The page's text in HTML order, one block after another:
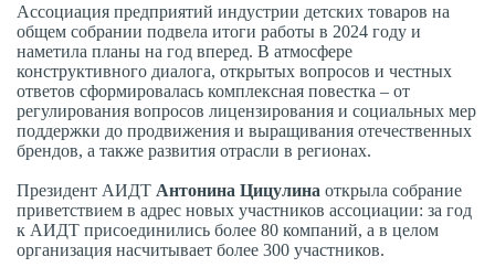
Ассоциация предприятий индустрии детских товаров на
общем собрании подвела итоги работы в 2024 году и
наметила планы на год вперед. В атмосфере
конструктивного диалога, открытых вопросов и честных
ответов сформировалась комплексная повестка – от
регулирования вопросов лицензирования и социальных мер
поддержки до продвижения и выращивания отечественных
брендов, а также развития отрасли в регионах.
Президент АИДТ Антонина Цицулина открыла собрание
приветствием в адрес новых участников ассоциации: за год
к АИДТ присоединились более 80 компаний, а в целом
организация насчитывает более 300 участников.